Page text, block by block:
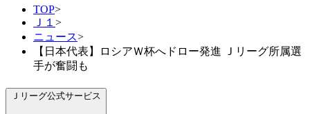
TOP>
Ｊ１ >
ニュース>
【日本代表】ロシアＷ杯へドロー発進 Ｊリーグ所属選
手が奮闘も
Ｊリーグ公式サービス